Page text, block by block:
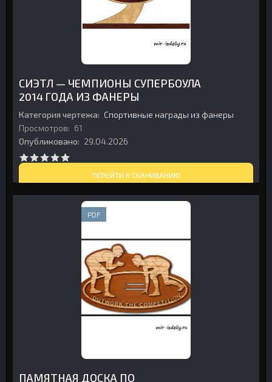
СИЭТЛ — ЧЕМПИОНЫ СУПЕРБОУЛА
2014 ГОДА ИЗ ФАНЕРЫ
Категория чертежа: Спортивные награды из фанеры
Просмотров: 61
Опубликовано: 29.04.2026
ПЕРЕЙТИ К СКАЧИВАНИЮ
PDF
ПАМЯТНАЯ ДОСКА ПО